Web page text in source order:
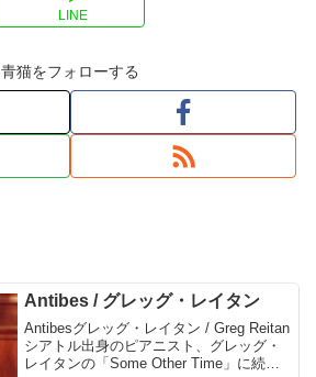
LINE
青猫をフォローする
Antibes / グレッグ・レイタン
Antibesグレッグ・レイタン / Greg Reitan
シアトル出身のピアニスト、グレッグ・
レイタンの「Some Other Time」に続く